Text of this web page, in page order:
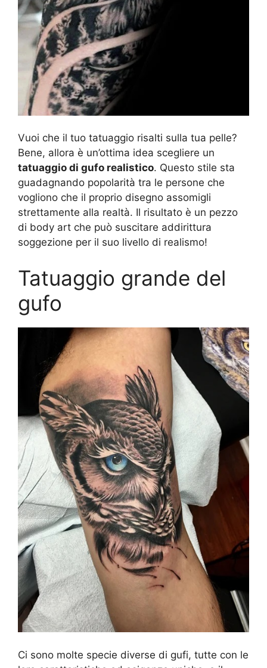
Vuoi che il tuo tatuaggio risalti sulla tua pelle?
Bene, allora è un’ottima idea scegliere un
tatuaggio di gufo realistico. Questo stile sta
guadagnando popolarità tra le persone che
vogliono che il proprio disegno assomigli
strettamente alla realtà. Il risultato è un pezzo
di body art che può suscitare addirittura
soggezione per il suo livello di realismo!
Tatuaggio grande del
gufo
Ci sono molte specie diverse di gufi, tutte con le